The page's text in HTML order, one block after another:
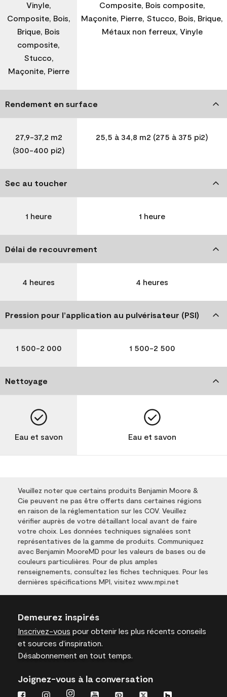
Vinyle,
Composite, Bois,
Brique, Bois
composite,
Stucco,
Maçonite, Pierre
Composite, Bois composite,
Maçonite, Pierre, Stucco, Bois, Brique,
Métaux non ferreux, Vinyle
Rendement en surface
27,9-37,2 m2
(300-400 pi2)
25,5 à 34,8 m2 (275 à 375 pi2)
Sec au toucher
1 heure 1 heure
Délai de recouvrement
4 heures 4 heures
Pression pour l’application au pulvérisateur (PSI)
1 500-2 000 1 500-2 500
Nettoyage
Eau et savon Eau et savon
Veuillez noter que certains produits Benjamin Moore &
Cie peuvent ne pas être offerts dans certaines régions
en raison de la réglementation sur les COV. Veuillez
vérifier auprès de votre détaillant local avant de faire
votre choix. Les données techniques signalées sont
représentatives de la gamme de produits. Communiquez
avec Benjamin MooreMD pour les valeurs de bases ou de
couleurs particulières. Pour de plus amples
renseignements, consultez les fiches techniques. Pour les
dernières spécifications MPI, visitez www.mpi.net
Demeurez inspirés
Inscrivez-vous pour obtenir les plus récents conseils
et sources d’inspiration.
Désabonnement en tout temps.
Joignez-vous à la conversation